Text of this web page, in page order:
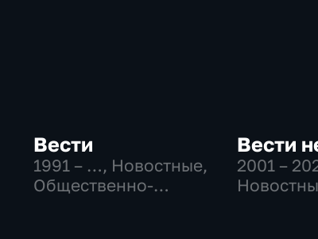
Вести
1991 – …, Новостные,
Общественно-
Вести
2001 –